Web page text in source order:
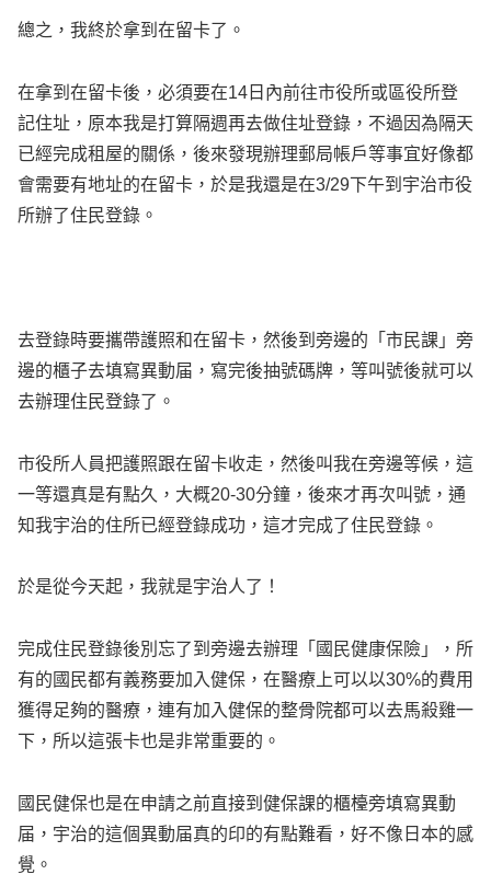
總之，我終於拿到在留卡了。
在拿到在留卡後，必須要在14日內前往市役所或區役所登
記住址，原本我是打算隔週再去做住址登錄，不過因為隔天
已經完成租屋的關係，後來發現辦理郵局帳戶等事宜好像都
會需要有地址的在留卡，於是我還是在3/29下午到宇治市役
所辦了住民登錄。
去登錄時要攜帶護照和在留卡，然後到旁邊的「市民課」旁
邊的櫃子去填寫異動届，寫完後抽號碼牌，等叫號後就可以
去辦理住民登錄了。
市役所人員把護照跟在留卡收走，然後叫我在旁邊等候，這
一等還真是有點久，大概20-30分鐘，後來才再次叫號，通
知我宇治的住所已經登錄成功，這才完成了住民登錄。
於是從今天起，我就是宇治人了！
完成住民登錄後別忘了到旁邊去辦理「國民健康保險」，所
有的國民都有義務要加入健保，在醫療上可以以30%的費用
獲得足夠的醫療，連有加入健保的整骨院都可以去馬殺雞一
下，所以這張卡也是非常重要的。
國民健保也是在申請之前直接到健保課的櫃檯旁填寫異動
届，宇治的這個異動届真的印的有點難看，好不像日本的感
覺。